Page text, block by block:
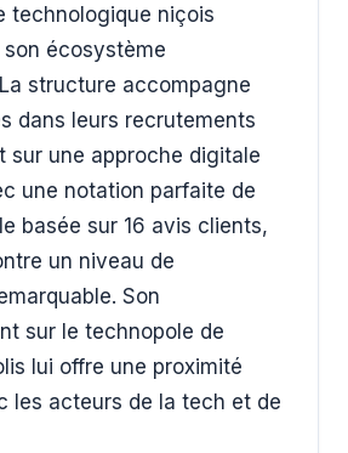
technologique niçois
écosystème
structure accompagne
dans leurs recrutements
sur une approche digitale
une notation parfaite de
basée sur 16 avis clients,
un niveau de
Son
sur le technopole de
lui offre une proximité
les acteurs de la tech et de